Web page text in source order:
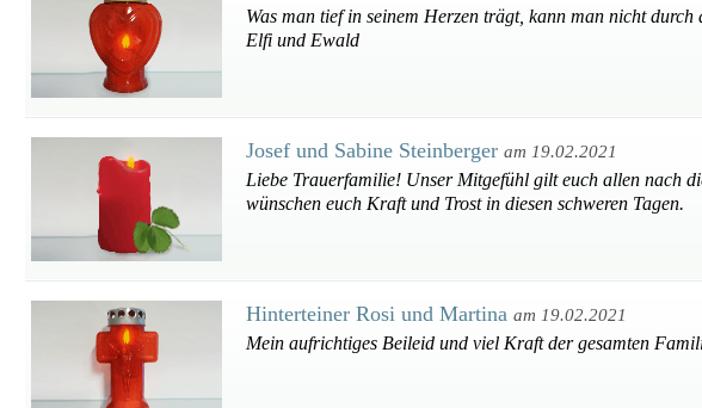
Was man tief in seinem Herzen trägt, kann man nicht
Elfi und Ewald
Josef und Sabine Steinberger am 19.02.2021
Liebe Trauerfamilie! Unser Mitgefühl gilt euch allen nach
wünschen euch Kraft und Trost in diesen schweren Tagen.
Hinterteiner Rosi und Martina am 19.02.2021
Mein aufrichtiges Beileid und viel Kraft der gesamten